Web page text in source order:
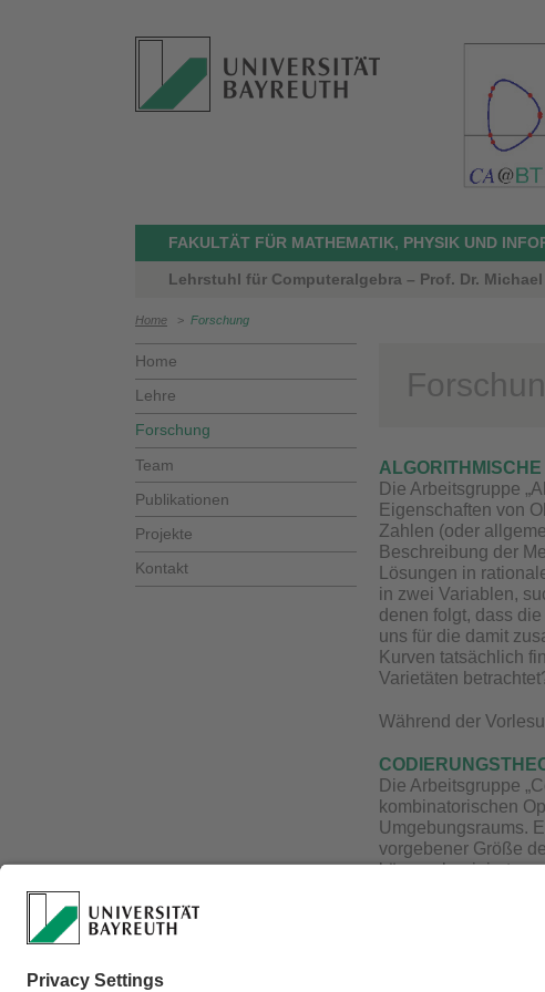
FAKULTÄT FÜR MATHEMATIK, PHYSIK UND
Lehrstuhl für Computeralgebra – Prof. Dr.
Home > Forschung
Home
Lehre
Forschung
Team
Publikationen
Projekte
Kontakt
Die Arbeitsgruppe
Eigenschaften von
Zahlen (oder
Beschreibung der
Lösungen in
in zwei Variablen,
denen folgt, dass
uns für die damit
Kurven tatsächlich
Varietäten
Während der
Die Arbeitsgruppe
kombinatorischen
Umgebungsraums.
vorgebener Größe
können korrigiert